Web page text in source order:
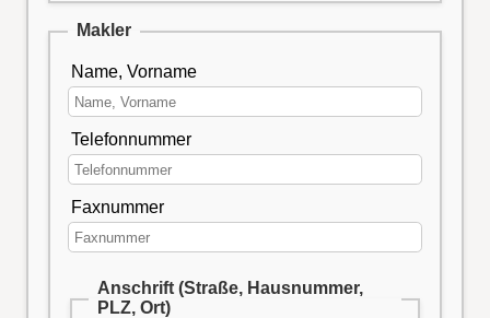
Makler
Name, Vorname
Telefonnummer
Faxnummer
Anschrift (Straße, Hausnummer,
PLZ, Ort)